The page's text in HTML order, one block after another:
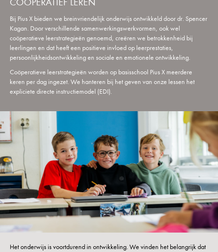
COÖPERATIEF LEREN
Bij Pius X bieden we breinvriendelijk onderwijs ontwikkeld door dr. Spencer
Kagan. Door verschillende samenwerkingswerkvormen, ook wel
coöperatieve leerstrategieën genoemd, creëren we betrokkenheid bij
leerlingen en dat heeft een positieve invloed op leerprestaties,
persoonlijkheidsontwikkeling en sociale en emotionele ontwikkeling.
Coöperatieve leerstrategieën worden op basisschool Pius X meerdere
keren per dag ingezet. We hanteren bij het geven van onze lessen het
expliciete directe instructiemodel (EDI).
Het onderwijs is voortdurend in ontwikkeling. We vinden het belangrijk dat